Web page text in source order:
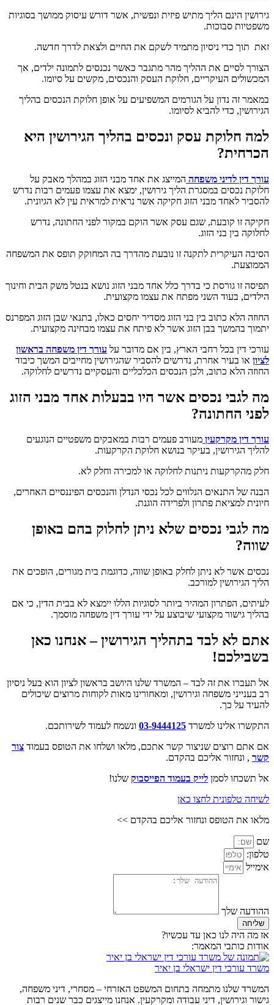
גירושין הינם הליך מתיש פיזית ונפשית, אשר דורש עיסוק ממושך בסוגיות
משפטיות סבוכות.
זאת תוך כדי ניסיון מתמיד לשקם את החיים ולצאת לדרך חדשה.
הצורך לסיים את ההליך מהר מתגבר כאשר נכנסים לתמונה ילדים, אך
המכשולים העיקריים, חלוקת העסק והנכסים, מקשים על סיומו.
במאמר זה נדון על הגורמים המשפיעים על אופן חלוקת הנכסים בהליך
הגירושין, כדי להביא לסיומו.
למה חלוקת עסק ונכסים בהליך הגירושין היא
הכרחית?
עורך דין לדיני משפחה המייצג את אחד מבני הזוג במהלך מאבק על
חלוקת נכסים במסגרת הליך גירושין, ימצא את עצמו פעמים רבות נדרש
להסביר לאחד מבני הזוג חקיקה אשר נראית למראית עין לא הגיונית.
חקיקה זו קובעת, שגם עסק אשר הוקם במקור לפני החתונה, נדרש
לחלוקה בין בני הזוג.
הסיבה העיקרית לתקנה זו נובעת מהדרך בה המחוקק תופס את המשפחה
הממוצעת.
תפיסה זו גורסת כי בדרך כלל אחד מבני הזוג נושא בנטל משק הבית וחינוך
הילדים, בעוד השני מפתח את עצמו מקצועית.
החוזה הלא כתוב בין בני הזוג מסדיר יחסים כאלו, בתנאי שבן הזוג המפרנס
יתמוך בהמשך בבן הזוג אשר לא פיתח את עצמו מבחינה מקצועית.
עורכי דין בכל רחבי הארץ, בין אם מדובר על עורך דין משפחה בראשון
לציון או בעיר אחרת, נדרשים להסביר שהגירושין מחייבים המשך כיבוד
החוזה הלא כתוב, ולכן הנכסים הכלכליים והעסקיים נדרשים לחלוקה.
מה לגבי נכסים אשר היו בבעלות אחד מבני הזוג
לפני החתונה?
עורך דין מקרקעין מעורב פעמים רבות במאבקים משפטיים הנוגעים
להליך הגירושין, בעיקר בנושא חלוקת הקרקעות.
חלק מהקרקעות ניתנות לחלוקה או למכירה וחלק לא.
הבנה של התנאים הנלווים לכל נכסי הנדלן והנכסים הפיננסיים האחרים,
חיונית למציאת פתרון ולפרידה הוגנת.
מה לגבי נכסים שלא ניתן לחלוק בהם באופן
שווה?
נכסים אשר לא ניתן לחלק באופן שווה, כדוגמת בית מגורים, הופכים את
הליך הגירושין למורכב.
לעיתים, הפתרון המהיר ביותר לסוגיות הללו יימצא לא בבית הדין, כי אם
בהליך גישור מקצועי שיבוצע על ידי עורך דין משפחה מוסמך.
אתם לא לבד בתהליך הגירושין – אנחנו כאן
בשבילכם!
אל תעברו את זה לבד – המשרד שלנו היושב בראשון לציון הוא בעל ניסיון
רב בענייני משפחה וגירושין, ומאחורינו מאות לקוחות מרוצים שיכולים
להעיד על כך.
התקשרו אלינו למשרד 03-9444125 ונשמח לעמוד לשירותכם.
אם אתם רוצים שניצור קשר אתכם, מלאו ושלחו את הטופס בעמוד צור
קשר , ונחזור אליכם בהקדם.
אל תשכחו לסמן לייק בעמוד הפייסבוק שלנו!
לשיחה טלפונית לחצו כאן
מלאו את הטופס ונחזור אליכם בהקדם >>
שם
טלפון:
אימייל
ההודעה שלך
שליחה
אז מה היה לנו כאן עד עכשיו?
אודות כותבי המאמר:
משרד עורכי דין ישראלי בן יאיר
המשרד שלנו מתמחה בתחום המשפט האזרחי – מסחרי, דיני משפחה,
גישור וגירושין, דיני עבודה ומקרקעין. אנחנו מייצגים כבר שנים רבות